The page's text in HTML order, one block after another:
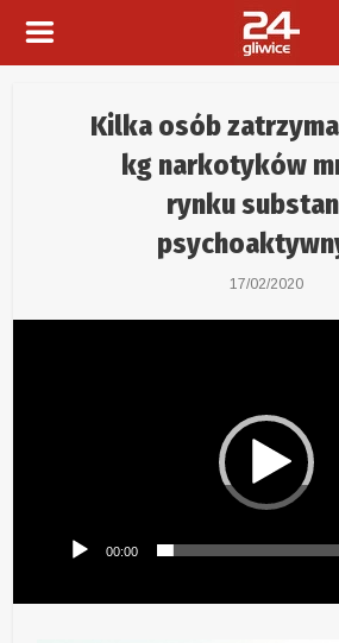
Kilka osób
kg narkotyków
rynku
17/02/2020
00:00